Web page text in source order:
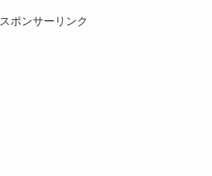
スポンサーリンク